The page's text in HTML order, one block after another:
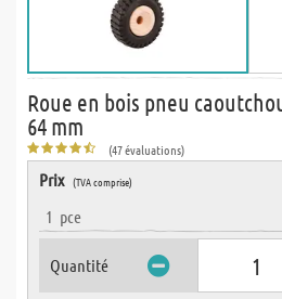
Roue en bois pneu
64 mm
(47 évaluations)
Prix (TVA comprise)
1 pce
Quantité